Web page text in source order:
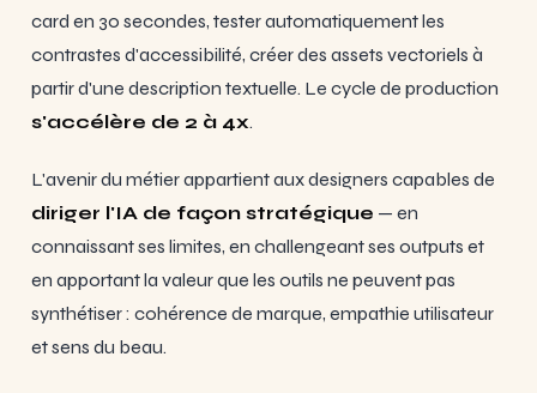
card en 30 secondes, tester automatiquement les
contrastes d'accessibilité, créer des assets vectoriels à
partir d'une description textuelle. Le cycle de production
s'accélère de 2 à 4x.
L'avenir du métier appartient aux designers capables de
diriger l'IA de façon stratégique — en
connaissant ses limites, en challengeant ses outputs et
en apportant la valeur que les outils ne peuvent pas
synthétiser : cohérence de marque, empathie utilisateur
et sens du beau.